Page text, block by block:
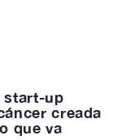
start-up
creada
que va